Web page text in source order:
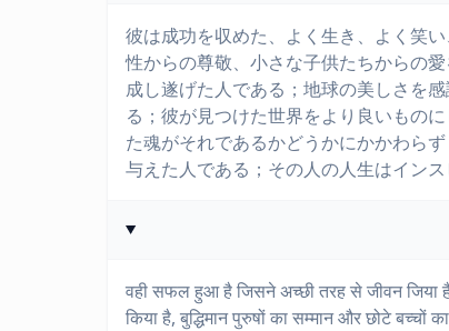
彼は成功を収めた、よく生き、よく笑
性からの尊敬、小さな子供たちからの
成し遂げた人である；地球の美しさを
る；彼が見つけた世界をより良いもの
た魂がそれであるかどうかにかかわら
与えた人である；その人の人生はイン
वही सफल हुआ है जिसने अच्छी तरह से जीवन जिया
किया है, बुद्धिमान पुरुषों का सम्मान और छोटे